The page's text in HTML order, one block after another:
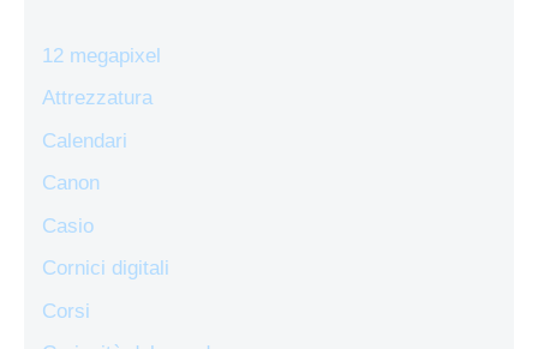
12 megapixel
Attrezzatura
Calendari
Canon
Casio
Cornici digitali
Corsi